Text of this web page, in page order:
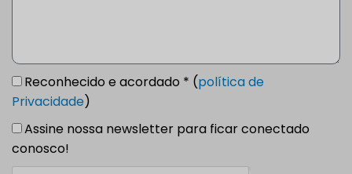
Reconhecido e acordado * (política de
Privacidade)
Assine nossa newsletter para ficar conectado
conosco!